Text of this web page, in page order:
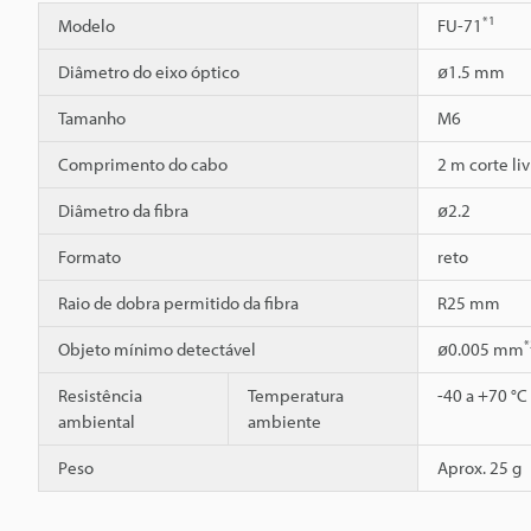
Modelo FU-71 *1
Diâmetro do eixo óptico ø1.5 mm
Tamanho M6
Comprimento do cabo 2 m corte
Diâmetro da fibra ø2.2
Formato reto
Raio de dobra permitido da fibra R25 mm
Objeto mínimo detectável ø0.005 mm
Resistência
ambiental
Temperatura
ambiente
-40 a +70 °C
Peso Aprox. 25 g